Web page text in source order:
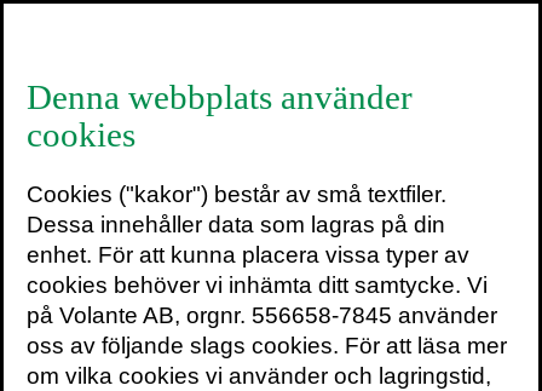
berättelse med stora
stänk vemod – trots
potential för både
bitterhet och tråkighet
Denna webbplats använder
cookies
Cookies ("kakor") består av små textfiler.
Dessa innehåller data som lagras på din
enhet. För att kunna placera vissa typer av
cookies behöver vi inhämta ditt samtycke. Vi
på Volante AB, orgnr. 556658-7845 använder
oss av följande slags cookies. För att läsa mer
om vilka cookies vi använder och lagringstid,